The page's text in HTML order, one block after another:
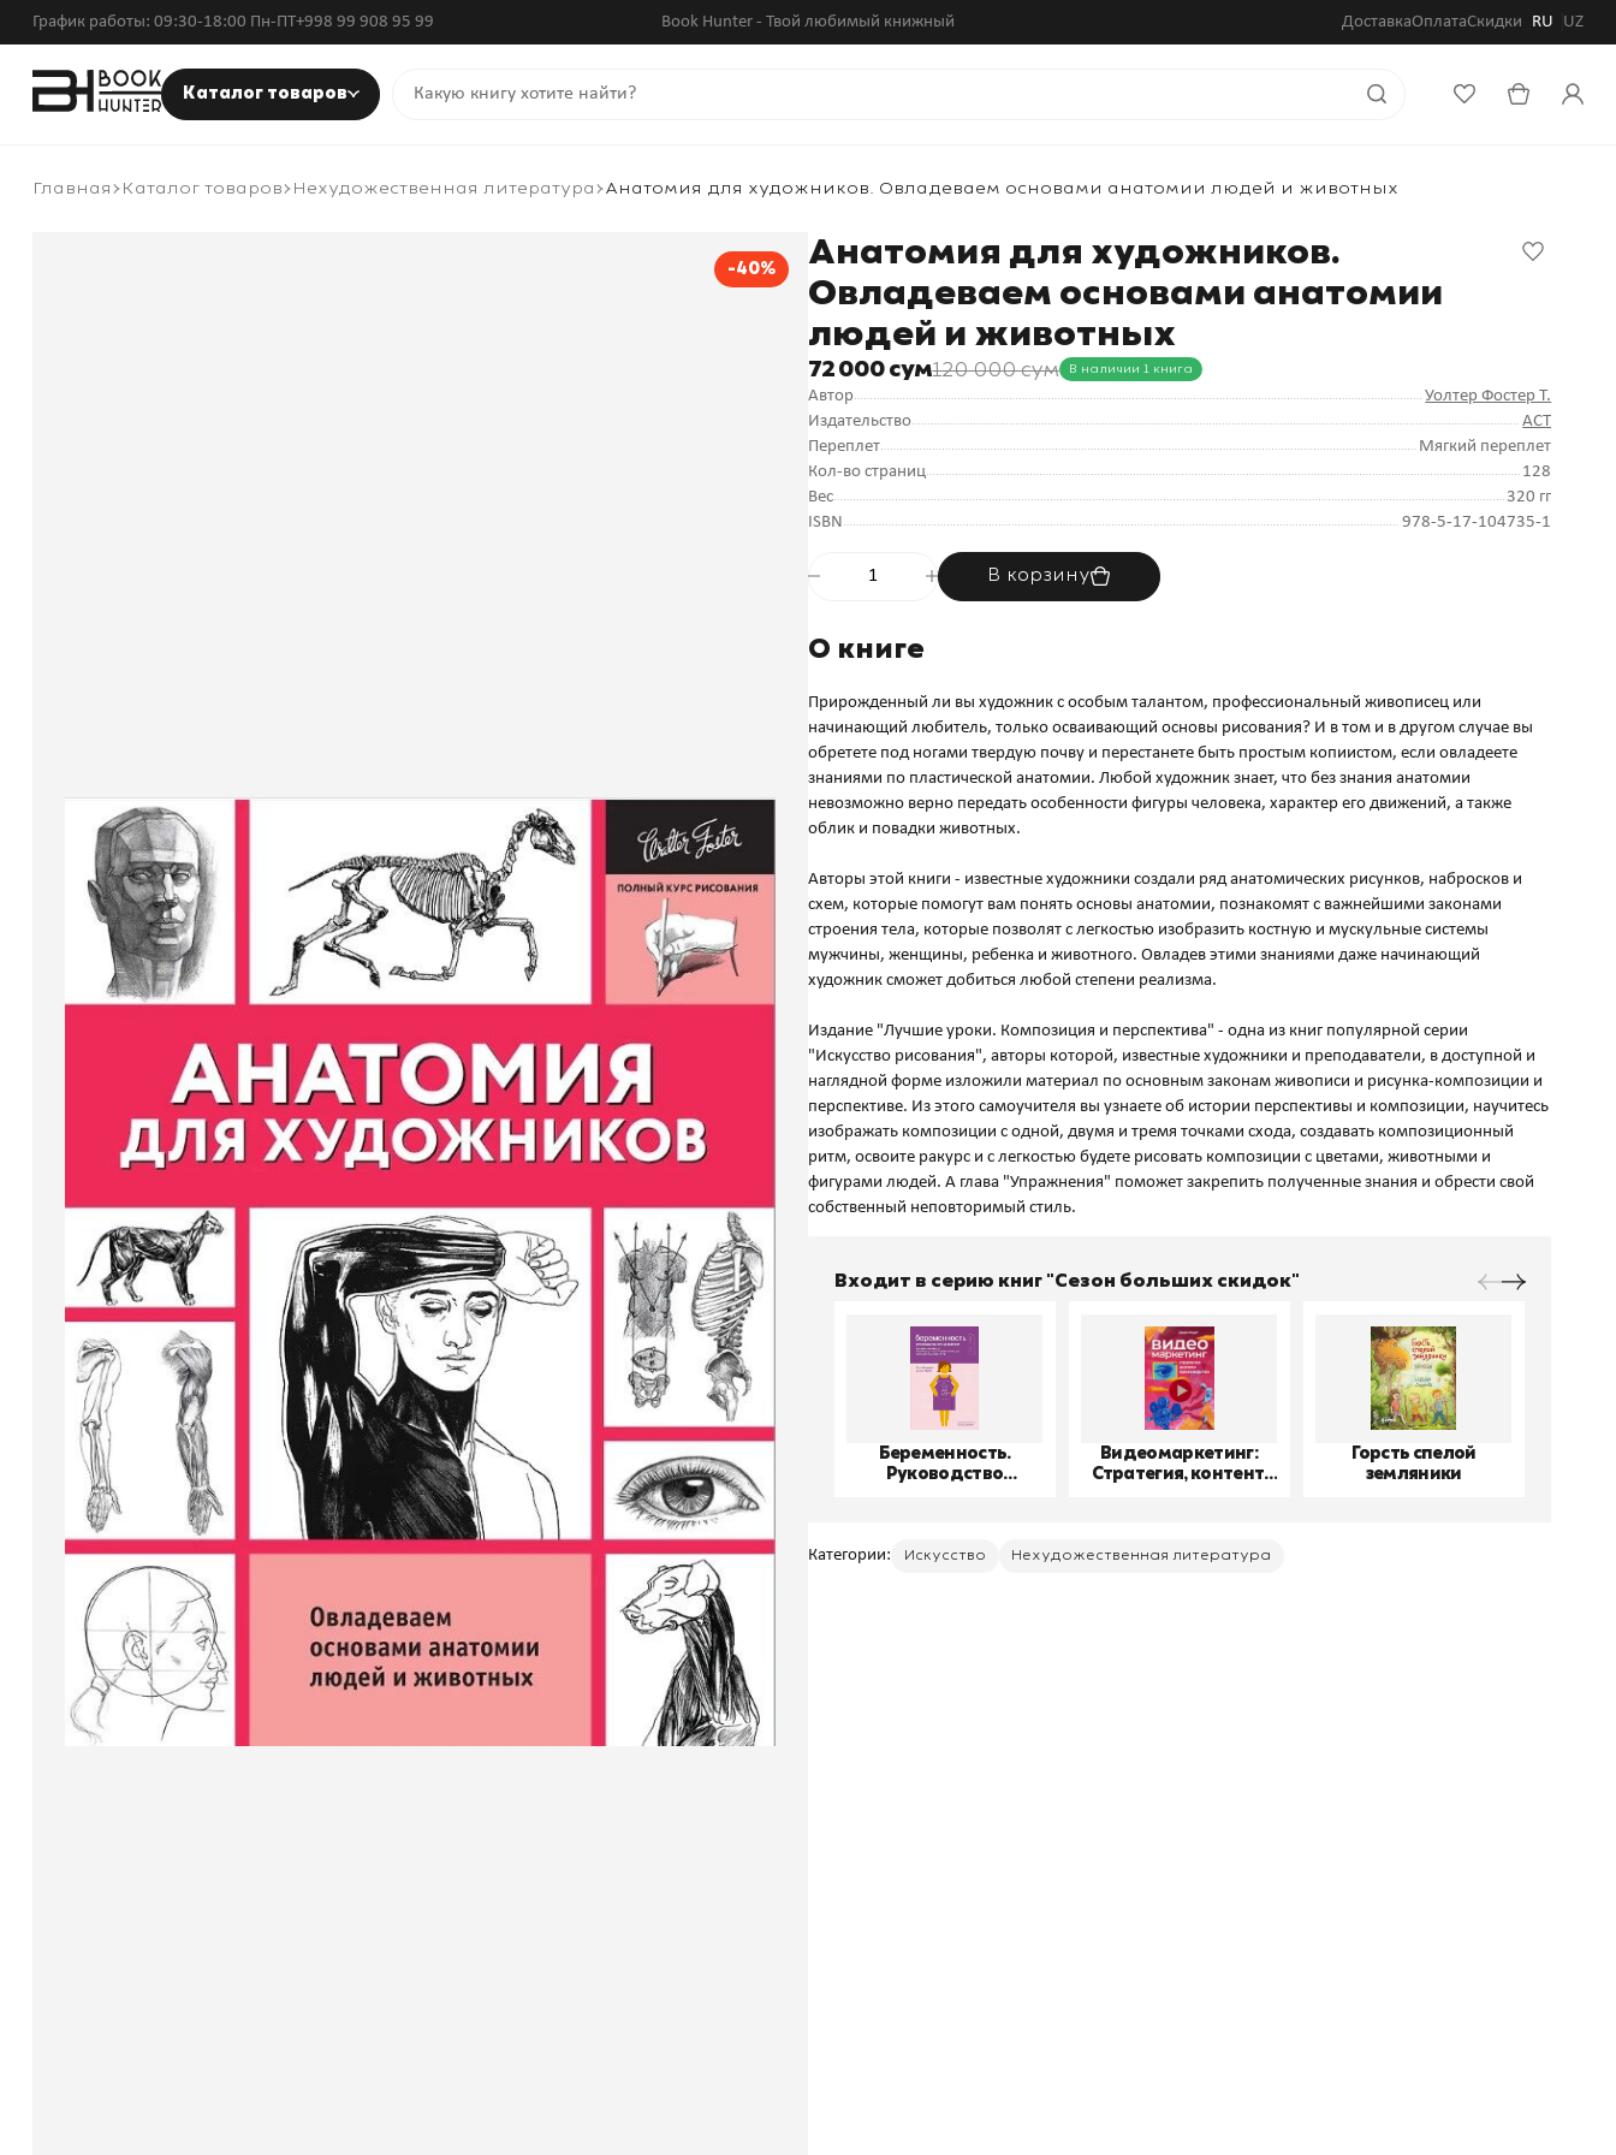
График работы: 09:30-18:00 Пн-ПТ+998 99 908 95 99 Book Hunter - Твой любимый книжный ДоставкаОплатаСкидки RU UZ
Каталог товаров
Главная Каталог товаров Нехудожественная литература Анатомия для художников. Овладеваем основами анатомии людей и животных
-40%
Анатомия для художников.
Овладеваем основами анатомии
людей и животных
72 000 сум120 000 сум В наличии 1 книга
Автор
Уолтер Фостер Т.
Издательство
АСТ
Переплет
Мягкий переплет
Кол-во страниц
128
Вес
320 гг
ISBN
978-5-17-104735-1
В корзину
О книге
Прирожденный ли вы художник с особым талантом, профессиональный живописец или
начинающий любитель, только осваивающий основы рисования? И в том и в другом случае вы
обретете под ногами твердую почву и перестанете быть простым копиистом, если овладеете
знаниями по пластической анатомии. Любой художник знает, что без знания анатомии
невозможно верно передать особенности фигуры человека, характер его движений, а также
облик и повадки животных.
Авторы этой книги - известные художники создали ряд анатомических рисунков, набросков и
схем, которые помогут вам понять основы анатомии, познакомят с важнейшими законами
строения тела, которые позволят с легкостью изобразить костную и мускульные системы
мужчины, женщины, ребенка и животного. Овладев этими знаниями даже начинающий
художник сможет добиться любой степени реализма.
Издание "Лучшие уроки. Композиция и перспектива" - одна из книг популярной серии
"Искусство рисования", авторы которой, известные художники и преподаватели, в доступной и
наглядной форме изложили материал по основным законам живописи и рисунка-композиции и
перспективе. Из этого самоучителя вы узнаете об истории перспективы и композиции, научитесь
изображать композиции с одной, двумя и тремя точками схода, создавать композиционный
ритм, освоите ракурс и с легкостью будете рисовать композиции с цветами, животными и
фигурами людей. А глава "Упражнения" поможет закрепить полученные знания и обрести свой
Входит в серию книг "Сезон больших скидок"
Беременность.
Руководство
Видеомаркетинг:
Стратегия, контент,
Горсть спелой
земляники
Категории: Искусство Нехудожественная литература